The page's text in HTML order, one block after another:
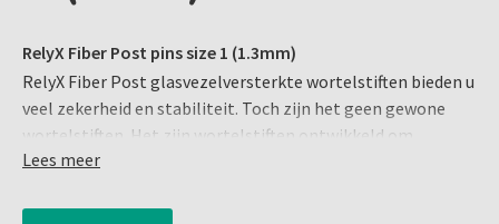
RelyX Fiber Post pins size 1 (1.3mm)
RelyX Fiber Post glasvezelversterkte wortelstiften bieden u
veel zekerheid en stabiliteit. Toch zijn het geen gewone
wortelstiften. Het zijn wortelstiften ontwikkeld om
uitstekende klinische resultaten te bereiken met een
RelyX Unicem 2 Automix cement.
Lees meer